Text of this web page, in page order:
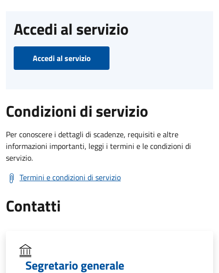
Accedi al servizio
Accedi al servizio
Condizioni di servizio
Per conoscere i dettagli di scadenze, requisiti e altre
informazioni importanti, leggi i termini e le condizioni di
servizio.
Termini e condizioni di servizio
Contatti
Segretario generale